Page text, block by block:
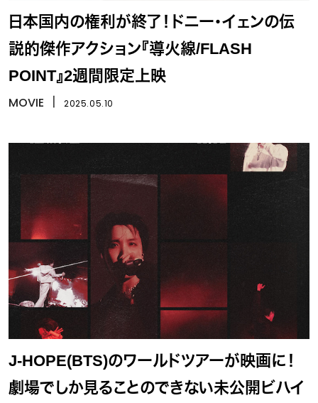
日本国内の権利が終了！ドニー・イェンの伝
説的傑作アクション『導火線/FLASH
POINT』2週間限定上映
MOVIE 2025.05.10
J-HOPE(BTS)のワールドツアーが映画に！
劇場でしか見ることのできない未公開ビハイ